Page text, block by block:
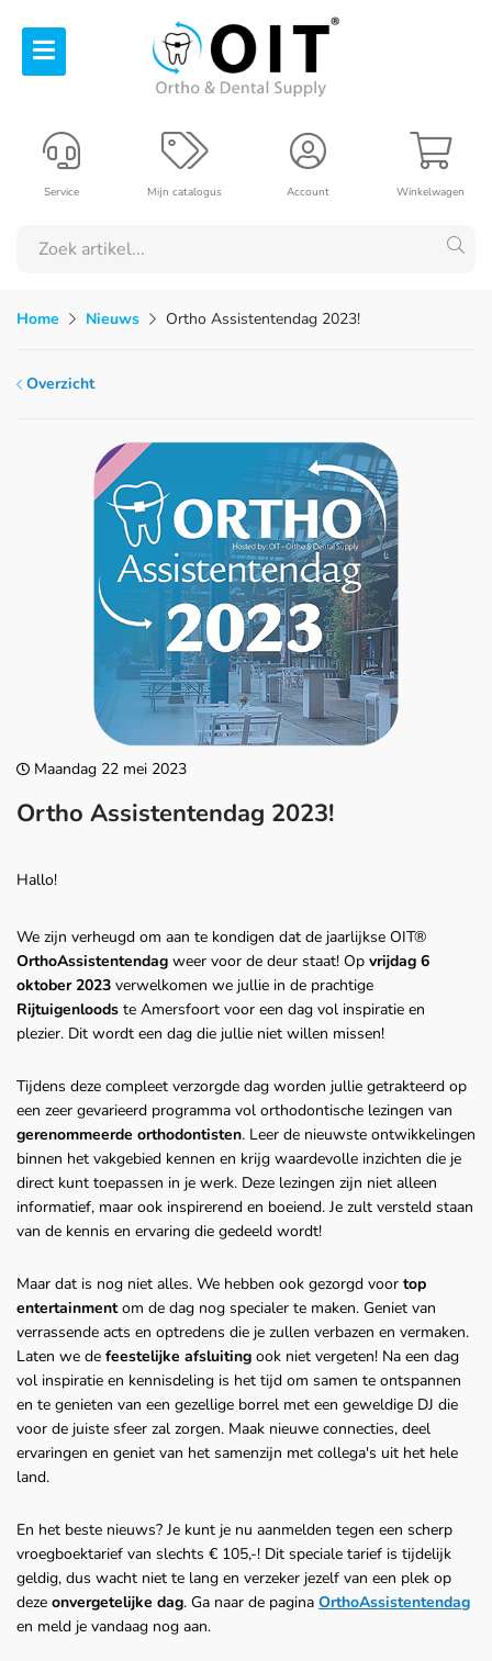
Winkelwagen
Account
Mijn catalogus
Service
Home Nieuws Ortho Assistentendag 2023!
Overzicht
Maandag 22 mei 2023
Ortho Assistentendag 2023!
Hallo!
We zijn verheugd om aan te kondigen dat de jaarlijkse OIT®
OrthoAssistentendag weer voor de deur staat! Op vrijdag 6
oktober 2023 verwelkomen we jullie in de prachtige
Rijtuigenloods te Amersfoort voor een dag vol inspiratie en
plezier. Dit wordt een dag die jullie niet willen missen!
Tijdens deze compleet verzorgde dag worden jullie getrakteerd op
een zeer gevarieerd programma vol orthodontische lezingen van
gerenommeerde orthodontisten. Leer de nieuwste ontwikkelingen
binnen het vakgebied kennen en krijg waardevolle inzichten die je
direct kunt toepassen in je werk. Deze lezingen zijn niet alleen
informatief, maar ook inspirerend en boeiend. Je zult versteld staan
van de kennis en ervaring die gedeeld wordt!
Maar dat is nog niet alles. We hebben ook gezorgd voor top
entertainmentom de dag nog specialer te maken. Geniet van
verrassende acts en optredens die je zullen verbazen en vermaken.
Laten we de feestelijke afsluiting ook niet vergeten! Na een dag
vol inspiratie en kennisdeling is het tijd om samen te ontspannen
en te genieten van een gezellige borrel met een geweldige DJ die
voor de juiste sfeer zal zorgen. Maak nieuwe connecties, deel
ervaringen en geniet van het samenzijn met collega's uit het hele
land.
En het beste nieuws? Je kunt je nu aanmelden tegen een scherp
vroegboektarief van slechts € 105,-! Dit speciale tarief is tijdelijk
geldig, dus wacht niet te lang en verzeker jezelf van een plek op
deze onvergetelijke dag. Ga naar de pagina OrthoAssistentendag
en meld je vandaag nog aan.